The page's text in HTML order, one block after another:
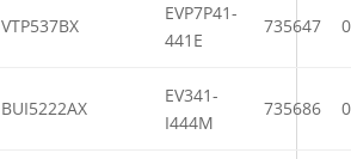
VTP537BX
EVP7P41-
441E
735647
BUI5222AX
EV341-
I444M
735686